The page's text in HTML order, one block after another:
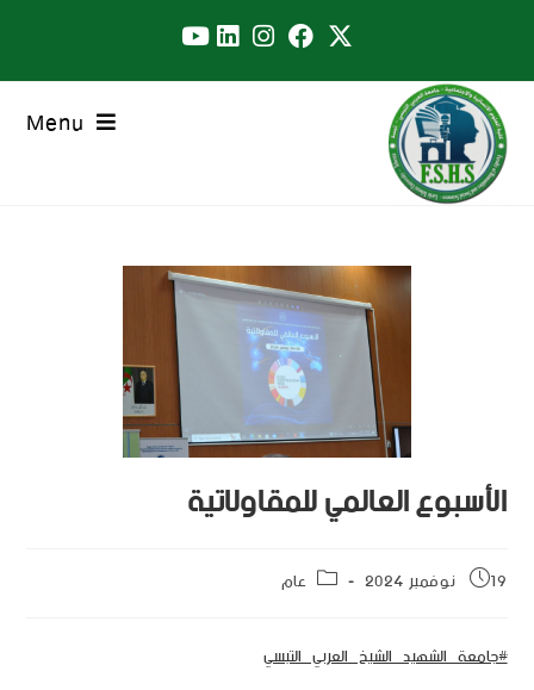
Menu
الأسبوع العالمي للمقاولاتية
19 نوفمبر 2024
عام
#جامعة_الشهيد_الشيخ_العربي_التبسي